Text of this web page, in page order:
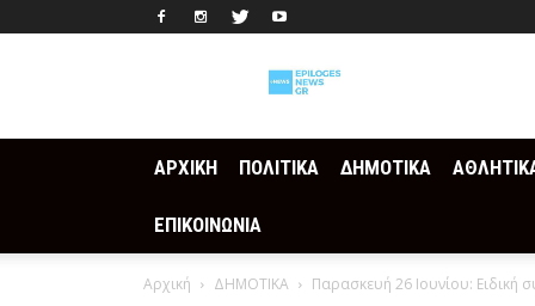
ΑΡΧΙΚΗ ΠΟΛΙΤΙΚΑ ΔΗΜΟΤΙΚΑ
ΕΠΙΚΟΙΝΩΝΙΑ
Αρχική ΔΗΜΟΤΙΚΑ Παρασκευή 26 Ιουνίου: Ειδική